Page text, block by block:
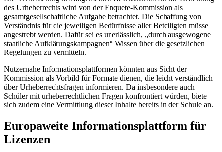
des Urheberrechts wird von derEnquete-Kommission als
gesamtgesellschaftliche Aufgabe betrachtet. Die Schaffung von
Verständnis für die jeweiligen Bedürfnisse aller Beteiligten müsse
angestrebt werden. Dafür sei es unerlässlich, „durch ausgewogene
staatliche Aufklärungskampagnen“ Wissen über die gesetzlichen
Regelungen zu vermitteln.
Nutzernahe Informationsplattformen könnten aus Sicht der
Kommission als Vorbild für Formate dienen, die leicht verständlich
über Urheberrechtsfragen informieren. Da insbesondere auch
Schüler mit urheberrechtlichen Fragen konfrontiert würden, biete
sich zudem eine Vermittlung dieser Inhalte bereits in der Schule an.
Europaweite Informationsplattform für
Lizenzen